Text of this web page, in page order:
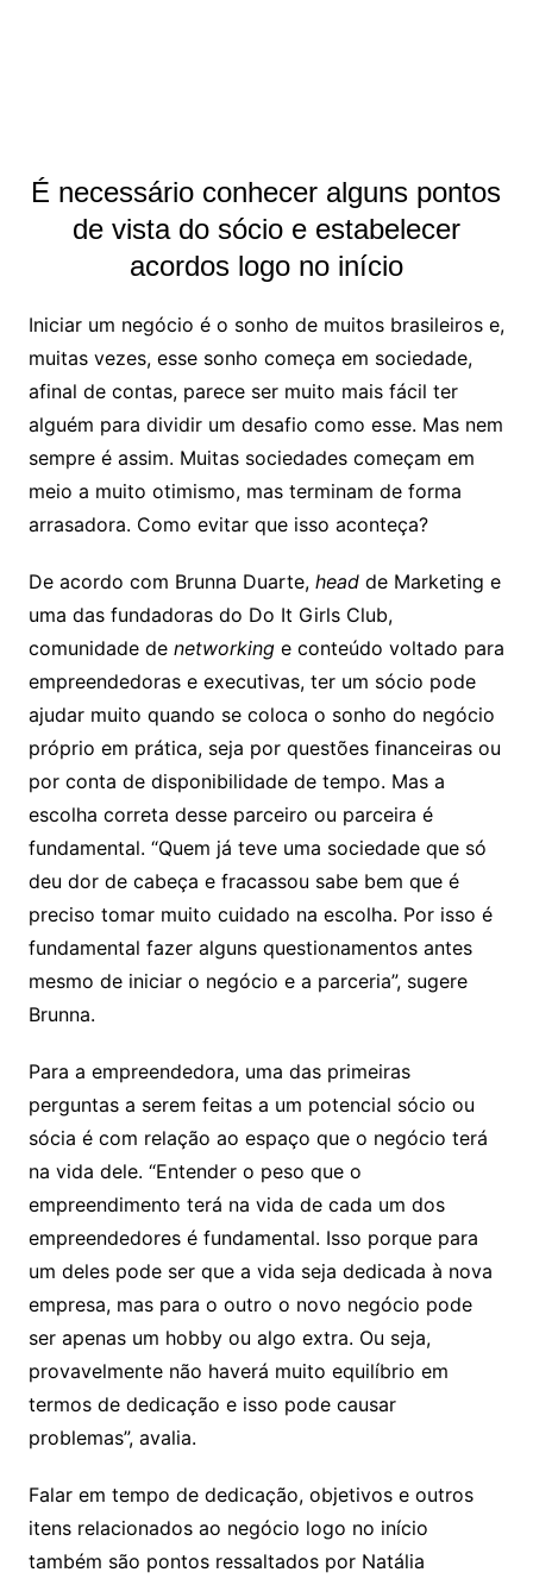
É necessário conhecer alguns pontos
de vista do sócio e estabelecer
acordos logo no início
Iniciar um negócio é o sonho de muitos brasileiros e,
muitas vezes, esse sonho começa em sociedade,
afinal de contas, parece ser muito mais fácil ter
alguém para dividir um desafio como esse. Mas nem
sempre é assim. Muitas sociedades começam em
meio a muito otimismo, mas terminam de forma
arrasadora. Como evitar que isso aconteça?
De acordo com Brunna Duarte, headde Marketing e
uma das fundadoras do Do It Girls Club,
comunidade de networkinge conteúdo voltado para
empreendedoras e executivas, ter um sócio pode
ajudar muito quando se coloca o sonho do negócio
próprio em prática, seja por questões financeiras ou
por conta de disponibilidade de tempo. Mas a
escolha correta desse parceiro ou parceira é
fundamental. “Quem já teve uma sociedade que só
deu dor de cabeça e fracassou sabe bem que é
preciso tomar muito cuidado na escolha. Por isso é
fundamental fazer alguns questionamentos antes
mesmo de iniciar o negócio e a parceria”, sugere
Brunna.
Para a empreendedora, uma das primeiras
perguntas a serem feitas a um potencial sócio ou
sócia é com relação ao espaço que o negócio terá
na vida dele. “Entender o peso que o
empreendimento terá na vida de cada um dos
empreendedores é fundamental. Isso porque para
um deles pode ser que a vida seja dedicada à nova
empresa, mas para o outro o novo negócio pode
ser apenas um hobby ou algo extra. Ou seja,
provavelmente não haverá muito equilíbrio em
termos de dedicação e isso pode causar
problemas”, avalia.
Falar em tempo de dedicação, objetivos e outros
itens relacionados ao negócio logo no início
também são pontos ressaltados por Natália